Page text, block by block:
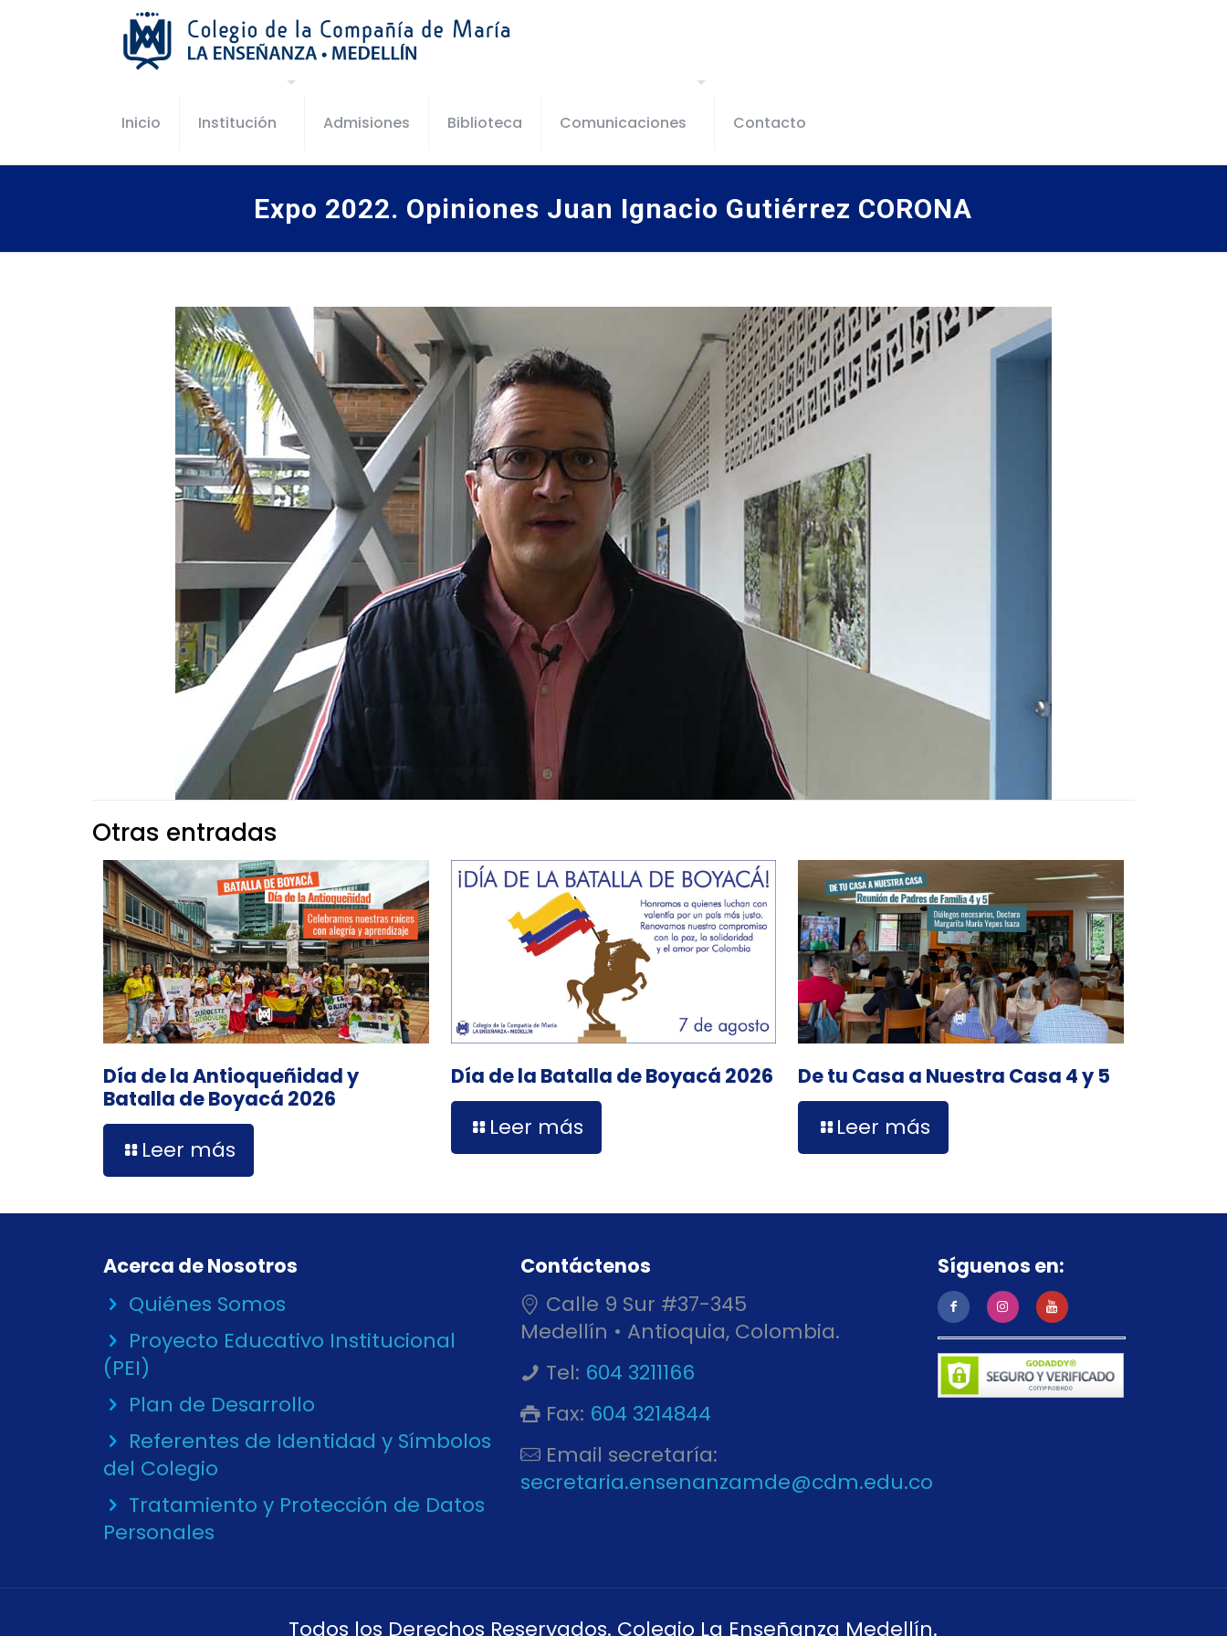
Inicio Institución Admisiones Biblioteca Comunicaciones Contacto
Expo 2022. Opiniones Juan Ignacio Gutiérrez CORONA
Otras entradas
Día de la Antioqueñidad y
Batalla de Boyacá 2026
Leer más
Día de la Batalla de Boyacá 2026
Leer más
De tu Casa a Nuestra Casa 4 y 5
Leer más
Acerca de Nosotros
Quiénes Somos
Proyecto Educativo Institucional
(PEI)
Plan de Desarrollo
Referentes de Identidad y Símbolos
del Colegio
Tratamiento y Protección de Datos
Personales
Contáctenos
Calle 9 Sur #37-345
Medellín • Antioquia, Colombia.
Tel: 604 3211166
Fax: 604 3214844
Email secretaría:
secretaria.ensenanzamde@cdm.edu.co
Síguenos en:
Todos los Derechos Reservados. Colegio La Enseñanza Medellín.